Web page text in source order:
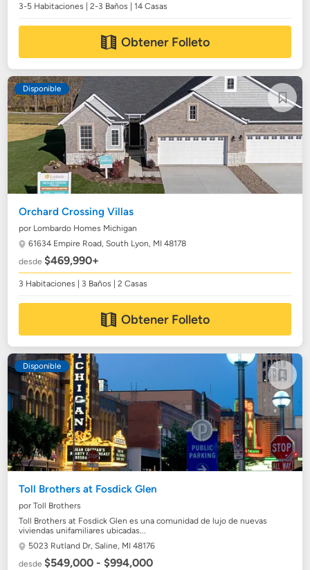
3-5 Habitaciones | 2-3 Baños | 14 Casas
Obtener Folleto
Disponible
Orchard Crossing Villas
por Lombardo Homes Michigan
61634 Empire Road,South Lyon, MI 48178
desde$469,990+
3 Habitaciones | 3 Baños | 2 Casas
Obtener Folleto
Disponible
Toll Brothers at Fosdick Glen
por Toll Brothers
Toll Brothers at Fosdick Glen es una comunidad de lujo de nuevas
viviendas unifamiliares ubicadas...
5023 Rutland Dr,Saline, MI 48176
desde$549,000 - $994,000